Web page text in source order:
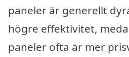
paneler är generellt
högre effektivitet,
paneler ofta är mer